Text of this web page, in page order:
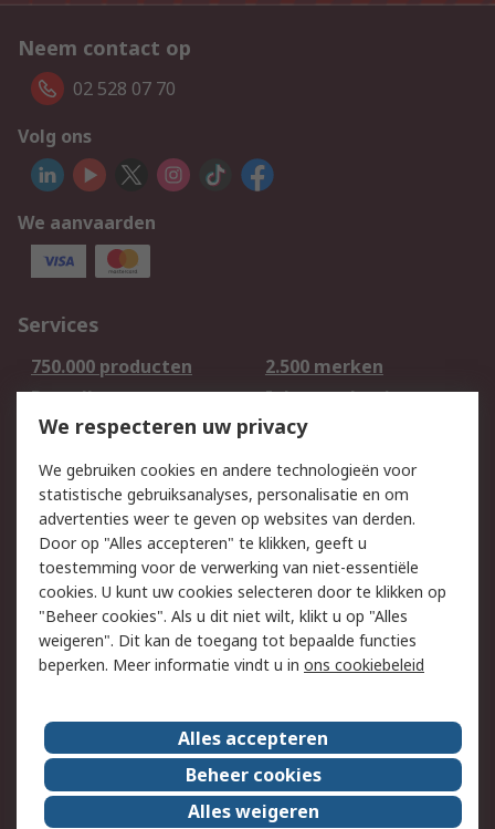
Neem contact op
02 528 07 70
Volg ons
We aanvaarden
Services
750.000 producten
2.500 merken
Bestellen
Inkoopoplossingen
Retouren
Technisch advies
Track & Trace
Wettelijk
Cookiebeleid
Email veiligheid
Privacybeleid -
Bijgewerkt
Websitevoorwaarden
Algemene
verkoopvoorwaarden
Over RS
RS Group
Over ons
RS wereldwijd
Werken bij RS
We respecteren uw privacy
We gebruiken cookies en andere technologieën voor
statistische gebruiksanalyses, personalisatie en om
advertenties weer te geven op websites van derden.
Door op "Alles accepteren" te klikken, geeft u
toestemming voor de verwerking van niet-essentiële
cookies. U kunt uw cookies selecteren door te klikken op
"Beheer cookies". Als u dit niet wilt, klikt u op "Alles
weigeren". Dit kan de toegang tot bepaalde functies
beperken. Meer informatie vindt u in ons cookiebeleid
Alles accepteren
Beheer cookies
Alles weigeren